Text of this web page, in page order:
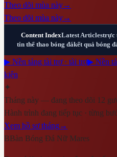
Theo dõi mùa này→
Theo dõi mùa này→
Content IndexLatest Articlestrực
tin thể thao bóng đákết quả bóng
▶ Nền tảng tài trợ · tài trợ▶ Nền
kiện
✦
Tháng này — đang theo dõi 12
Hành trình đang tiếp tục · từng
Xem hồ sơ tháng→
BBàn Bóng Đá Nữ Mares